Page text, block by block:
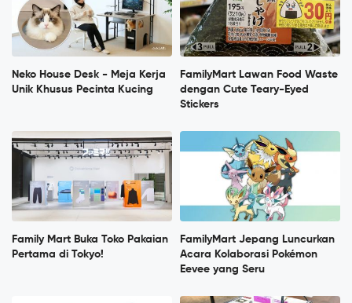
Neko House Desk - Meja Kerja
Unik Khusus Pecinta Kucing
FamilyMart Lawan Food Waste
dengan Cute Teary-Eyed
Stickers
Family Mart Buka Toko Pakaian
Pertama di Tokyo!
FamilyMart Jepang Luncurkan
Acara Kolaborasi Pokémon
Eevee yang Seru